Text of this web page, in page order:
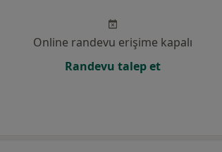
Online randevu erişime kapalı
Randevu talep et